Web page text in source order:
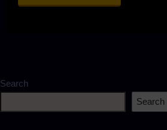
Search
Search